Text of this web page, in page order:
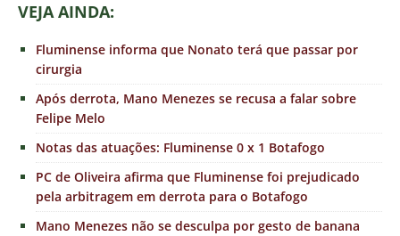
VEJA AINDA:
Fluminense informa que Nonato terá que passar por
cirurgia
Após derrota, Mano Menezes se recusa a falar sobre
Felipe Melo
Notas das atuações: Fluminense 0 x 1 Botafogo
PC de Oliveira afirma que Fluminense foi prejudicado
pela arbitragem em derrota para o Botafogo
Mano Menezes não se desculpa por gesto de banana